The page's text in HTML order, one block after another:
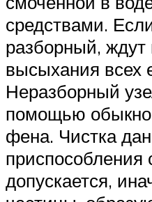
средствами.
разборный, ждут
высыхания всех
Неразборный
помощью
фена. Чистка
приспособления
допускается,